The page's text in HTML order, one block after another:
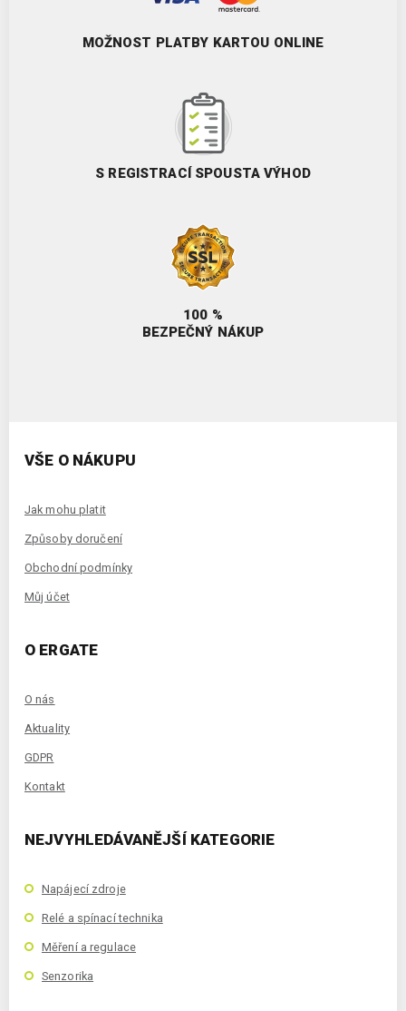
MOŽNOST PLATBY KARTOU ONLINE
S REGISTRACÍ SPOUSTA VÝHOD
100 %
BEZPEČNÝ NÁKUP
VŠE O NÁKUPU
Jak mohu platit
Způsoby doručení
Obchodní podmínky
Můj účet
O ERGATE
O nás
Aktuality
GDPR
Kontakt
NEJVYHLEDÁVANĚJŠÍ KATEGORIE
Napájecí zdroje
Relé a spínací technika
Měření a regulace
Senzorika